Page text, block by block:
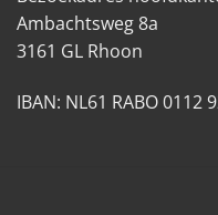
Ambachtsweg 8a
3161 GL Rhoon
IBAN: NL61 RABO 0112